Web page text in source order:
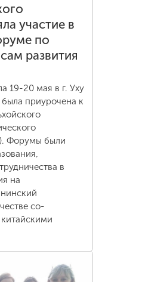
участие в
по
развития
19-20 мая в г. Уху
приурочена к
Форумы были
в
на
со-